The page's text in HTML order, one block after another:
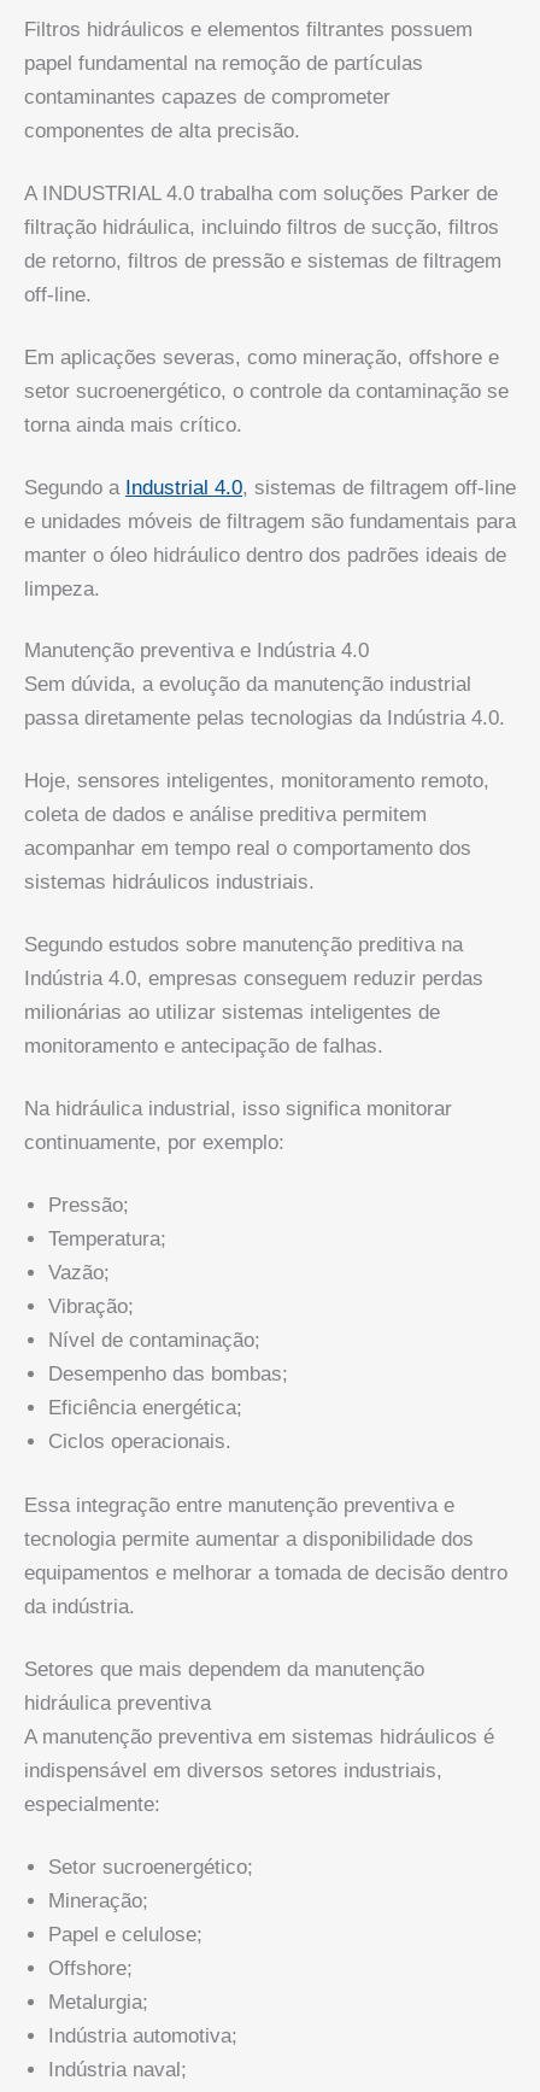
Filtros hidráulicos e elementos filtrantes possuem
papel fundamental na remoção de partículas
contaminantes capazes de comprometer
componentes de alta precisão.
A INDUSTRIAL 4.0 trabalha com soluções Parker de
filtração hidráulica, incluindo filtros de sucção, filtros
de retorno, filtros de pressão e sistemas de filtragem
off-line.
Em aplicações severas, como mineração, offshore e
setor sucroenergético, o controle da contaminação se
torna ainda mais crítico.
Segundo a Industrial 4.0, sistemas de filtragem off-line
e unidades móveis de filtragem são fundamentais para
manter o óleo hidráulico dentro dos padrões ideais de
limpeza.
Manutenção preventiva e Indústria 4.0
Sem dúvida, a evolução da manutenção industrial
passa diretamente pelas tecnologias da Indústria 4.0.
Hoje, sensores inteligentes, monitoramento remoto,
coleta de dados e análise preditiva permitem
acompanhar em tempo real o comportamento dos
sistemas hidráulicos industriais.
Segundo estudos sobre manutenção preditiva na
Indústria 4.0, empresas conseguem reduzir perdas
milionárias ao utilizar sistemas inteligentes de
monitoramento e antecipação de falhas.
Na hidráulica industrial, isso significa monitorar
continuamente, por exemplo:
Pressão;
Temperatura;
Vazão;
Vibração;
Nível de contaminação;
Desempenho das bombas;
Eficiência energética;
Ciclos operacionais.
Essa integração entre manutenção preventiva e
tecnologia permite aumentar a disponibilidade dos
equipamentos e melhorar a tomada de decisão dentro
da indústria.
Setores que mais dependem da manutenção
hidráulica preventiva
A manutenção preventiva em sistemas hidráulicos é
indispensável em diversos setores industriais,
especialmente:
Setor sucroenergético;
Mineração;
Papel e celulose;
Offshore;
Metalurgia;
Indústria automotiva;
Indústria naval;